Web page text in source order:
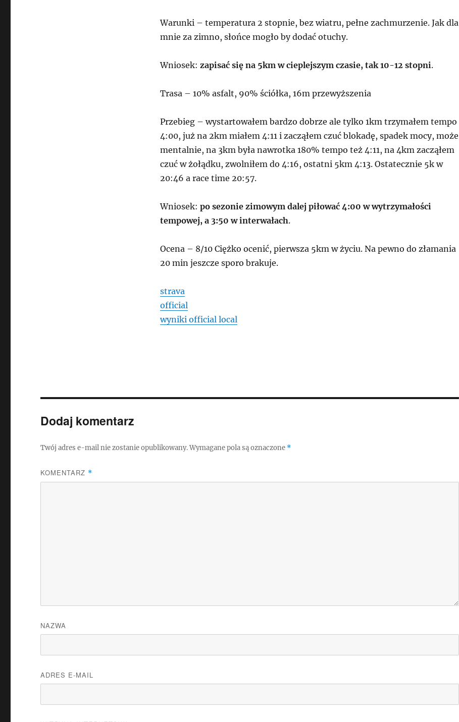
Warunki – temperatura 2 stopnie, bez wiatru, pełne zachmurzenie. Jak dla
mnie za zimno, słońce mogło by dodać otuchy.
Wniosek: zapisać się na 5km w cieplejszym czasie, tak 10-12 stopni.
Trasa – 10% asfalt, 90% ściółka, 16m przewyższenia
Przebieg – wystartowałem bardzo dobrze ale tylko 1km trzymałem tempo
4:00, już na 2km miałem 4:11 i zacząłem czuć blokadę, spadek mocy, może
mentalnie, na 3km była nawrotka 180% tempo też 4:11, na 4km zacząłem
czuć w żołądku, zwolniłem do 4:16, ostatni 5km 4:13. Ostatecznie 5k w
20:46 a race time 20:57.
Wniosek: po sezonie zimowym dalej piłować 4:00 w wytrzymałości
tempowej, a 3:50 w interwałach.
Ocena – 8/10 Ciężko ocenić, pierwsza 5km w życiu. Na pewno do złamania
20 min jeszcze sporo brakuje.
strava
official
wyniki official local
Dodaj komentarz
Twój adres e-mail nie zostanie opublikowany.Wymagane pola są oznaczone *
KOMENTARZ *
NAZWA
ADRES E-MAIL